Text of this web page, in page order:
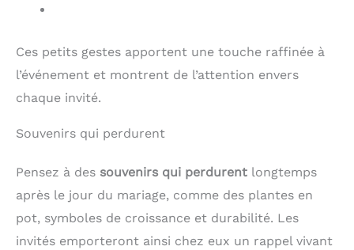
Ces petits gestes apportent une touche raffinée à
l’événement et montrent de l’attention envers
chaque invité.
Souvenirs qui perdurent
Pensez à des souvenirs qui perdurent longtemps
après le jour du mariage, comme des plantes en
pot, symboles de croissance et durabilité. Les
invités emporteront ainsi chez eux un rappel vivant